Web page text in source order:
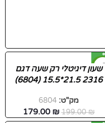
-10%
שעון דיגיטלי רק שעה דגם
2316 21.5*15.5 (6804)
מק"ט: 6804
199.00₪
179.00 ₪